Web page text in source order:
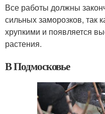
Все работы должны
сильных заморозков, так
хрупкими и появляется
растения.
В Подмосковье